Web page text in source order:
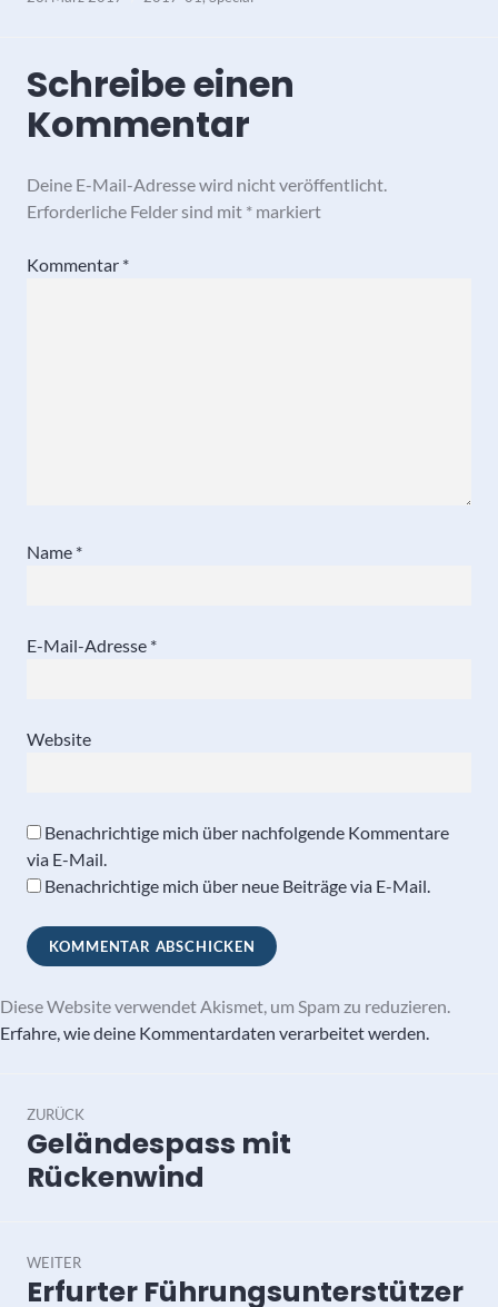
Schreibe einen
Kommentar
Deine E-Mail-Adresse wird nicht veröffentlicht.
Erforderliche Felder sind mit * markiert
Kommentar *
Name *
E-Mail-Adresse *
Website
Benachrichtige mich über nachfolgende Kommentare
via E-Mail.
Benachrichtige mich über neue Beiträge via E-Mail.
Diese Website verwendet Akismet, um Spam zu reduzieren.
Erfahre, wie deine Kommentardaten verarbeitet werden.
ZURÜCK
Vorheriger
Beitrag:
Geländespass mit
Rückenwind
WEITER
Nächster
Erfurter Führungsunterstützer